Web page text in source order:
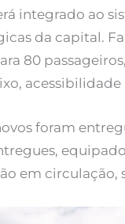
integrado ao
da capital.
80
foram
em